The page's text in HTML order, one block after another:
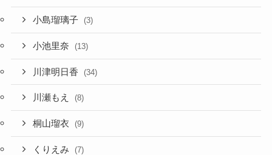
小島瑠璃子 (3)
小池里奈 (13)
川津明日香 (34)
川瀬もえ (8)
桐山瑠衣 (9)
くりえみ (7)